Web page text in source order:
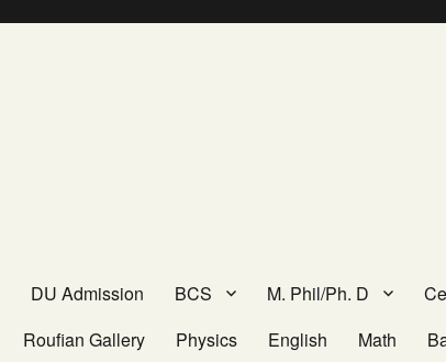
DU Admission BCS M. Phil/Ph. D
Roufian Gallery Physics English Math